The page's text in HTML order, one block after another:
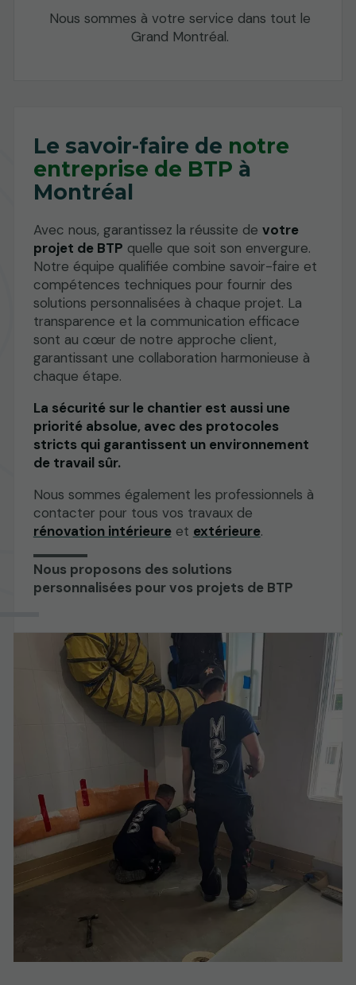
Nous sommes à votre service dans tout le
Grand Montréal.
Le savoir-faire de notre
entreprise de BTP à
Montréal
Avec nous, garantissez la réussite de votre
projet de BTP quelle que soit son envergure.
Notre équipe qualifiée combine savoir-faire et
compétences techniques pour fournir des
solutions personnalisées à chaque projet. La
transparence et la communication efficace
sont au cœur de notre approche client,
garantissant une collaboration harmonieuse à
chaque étape.
La sécurité sur le chantier est aussi une
priorité absolue, avec des protocoles
stricts qui garantissent un environnement
de travail sûr.
Nous sommes également les professionnels à
contacter pour tous vos travaux de
rénovation intérieureet extérieure.
Nous proposons des solutions
personnalisées pour vos projets de BTP